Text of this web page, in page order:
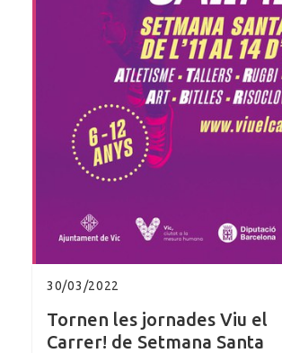
30/03/2022
Tornen les jornades Viu el
Carrer! de Setmana Santa